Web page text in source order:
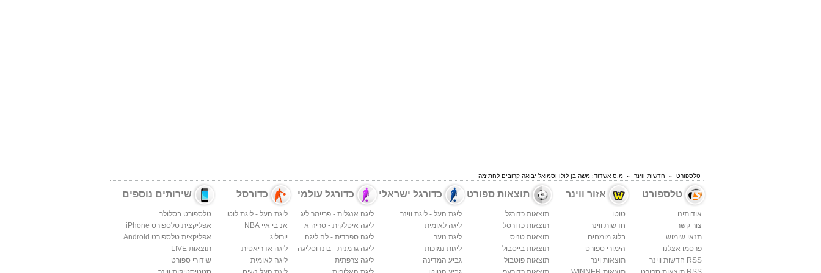
טלספורט » חדשות ווינר » מ.ס אשדוד: משה בן לולו וסמואל יבואה קרובים לחתימה
טלספורט
אודותינו
צור קשר
תנאי שימוש
פרסמו אצלנו
RSS חדשות ווינר
אזור ווינר
טוטו
חדשות ווינר
בלוג מומחים
הימורי ספורט
תוצאות וינר
תוצאות ספורט
תוצאות כדורגל
תוצאות כדורסל
תוצאות טניס
תוצאות בייסבול
תוצאות פוטבול
כדורגל ישראלי
ליגת העל - ליגת ווינר
ליגה לאומית
ליגת נוער
ליגות נמוכות
גביע המדינה
כדורגל עולמי
ליגה אנגלית - פריימר ליג
ליגה איטלקית - סריה א
ליגה ספרדית - לה ליגה
ליגה גרמנית - בונדוסליגה
ליגה צרפתית
כדורסל
ליגת העל - ליגת לוטו
אנ בי איי NBA
יורוליג
ליגה אדריאטית
ליגה לאומית
שירותים נוספים
טלספורט בסלולר
אפליקצית טלספורט iPhone
אפליקצית טלספורט Android
תוצאות LIVE
שידורי ספורט